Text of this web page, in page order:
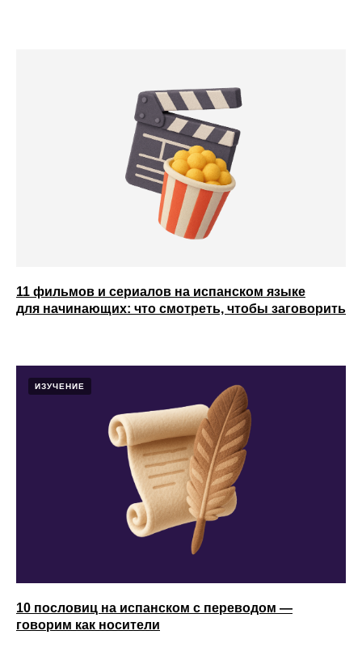
11 фильмов и сериалов на испанском языке
для начинающих: что смотреть, чтобы заговорить
ИЗУЧЕНИЕ
10 пословиц на испанском с переводом —
говорим как носители